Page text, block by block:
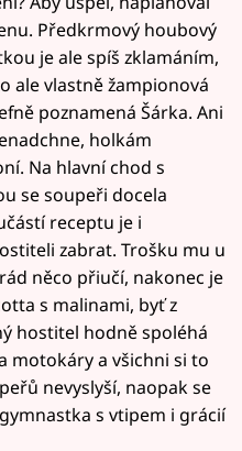
Předkrmový houbový
je ale spíš zklamáním,
ale vlastně žampionová
poznamená Šárka. Ani
holkám
Na hlavní chod s
se soupeři docela
receptu je i
zabrat. Trošku mu u
něco přiučí, nakonec je
s malinami, byť z
hostitel hodně spoléhá
motokáry a všichni si to
nevyslyší, naopak se
s vtipem i grácií